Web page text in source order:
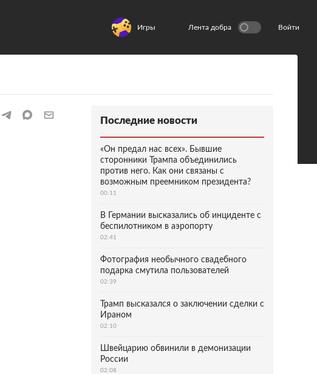
Игры Лента добра Войти
Последние новости
«Он предал нас всех». Бывшие
сторонники Трампа объединились
против него. Как они связаны с
возможным преемником президента?
00:11
В Германии высказались об инциденте с
беспилотником в аэропорту
02:41
Фотография необычного свадебного
подарка смутила пользователей
02:39
Трамп высказался о заключении сделки с
Ираном
02:10
Швейцарию обвинили в демонизации
России
02:08